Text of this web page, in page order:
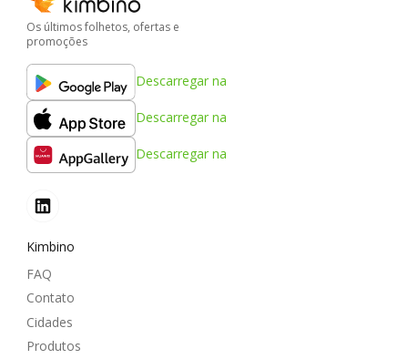
Os últimos folhetos, ofertas e
promoções
Descarregar na
Descarregar na
Descarregar na
Kimbino
FAQ
Contato
Cidades
Produtos